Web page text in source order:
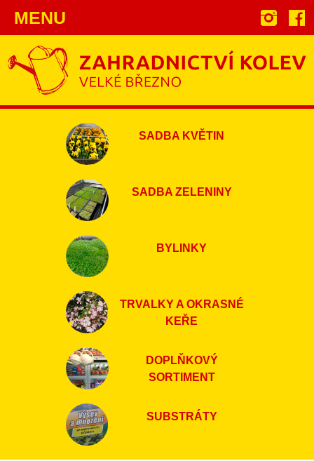
MENU
SADBA KVĚTIN
SADBA ZELENINY
BYLINKY
TRVALKY A OKRASNÉ
KEŘE
DOPLŇKOVÝ
SORTIMENT
SUBSTRÁTY